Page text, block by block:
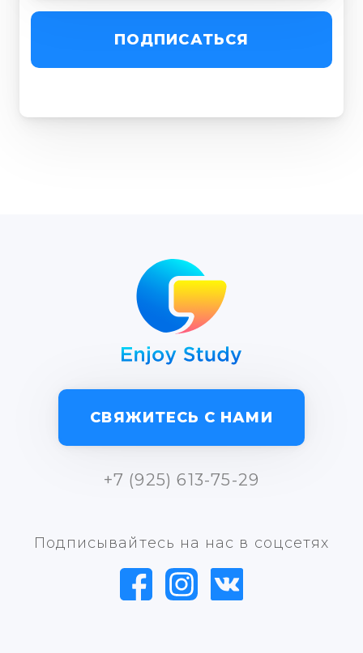
ПОДПИСАТЬСЯ
СВЯЖИТЕСЬ С НАМИ
+7 (925) 613-75-29
Подписывайтесь на нас в соцсетях